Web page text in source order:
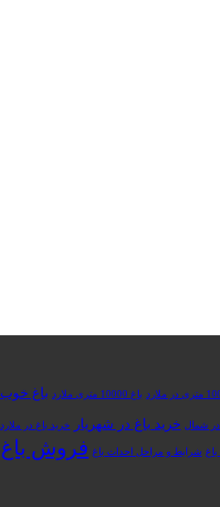
باغ 10000 متری ملارد باغ خوب
در شمال خرید باغ در شهریار خرید باغ در ملارد
شرایط و مراحل احداث باغ فروش باغ